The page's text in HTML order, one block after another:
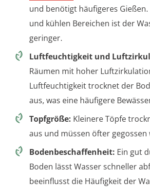
und benötigt häufigeres
und kühlen Bereichen ist der
geringer.
Luftfeuchtigkeit und
Räumen mit hoher
Luftfeuchtigkeit trocknet der
aus, was eine häufigere
Topfgröße: Kleinere Töpfe
aus und müssen öfter gegossen
Bodenbeschaffenheit: Ein gut
Boden lässt Wasser schneller
beeinflusst die Häufigkeit der